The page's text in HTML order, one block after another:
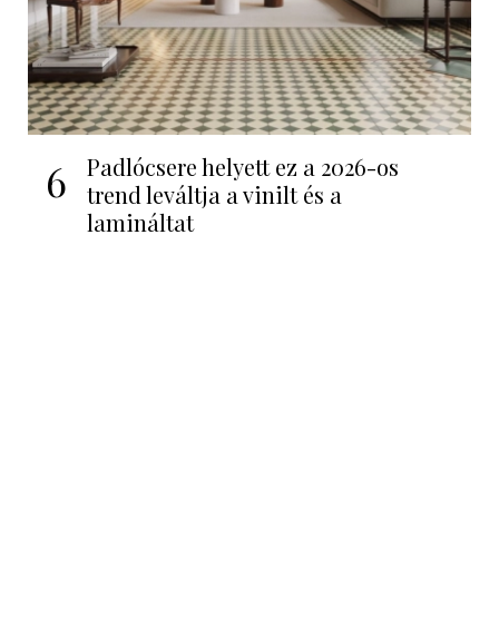
6
Padlócsere helyett ez a 2026-os
trend leváltja a vinilt és a
lamináltat